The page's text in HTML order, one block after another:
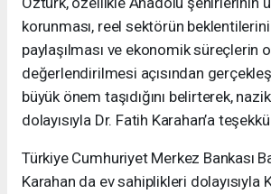
korunması, reel sektörün
paylaşılması ve ekonomik süreçlerin
değerlendirilmesi açısından
büyük önem taşıdığını belirterek,
dolayısıyla Dr. Fatih Karahan’a
Türkiye Cumhuriyet Merkez Bankası
Karahan da ev sahiplikleri dolayısıyla